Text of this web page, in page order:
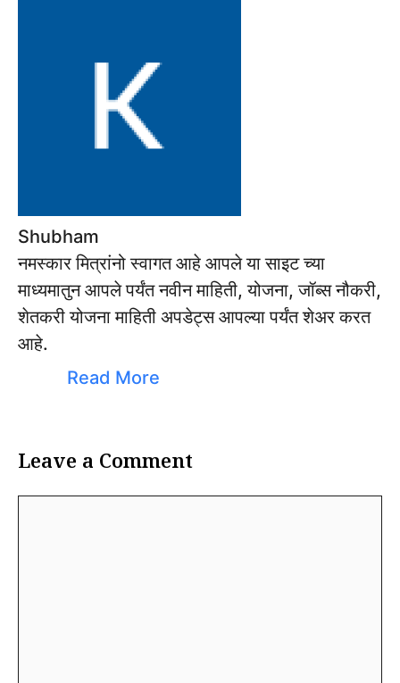
Shubham
नमस्कार मित्रांनो स्वागत आहे आपले या साइट च्या
माध्यमातुन आपले पर्यंत नवीन माहिती, योजना, जॉब्स नौकरी,
शेतकरी योजना माहिती अपडेट्स आपल्या पर्यंत शेअर करत
आहे.
Read More
Leave a Comment